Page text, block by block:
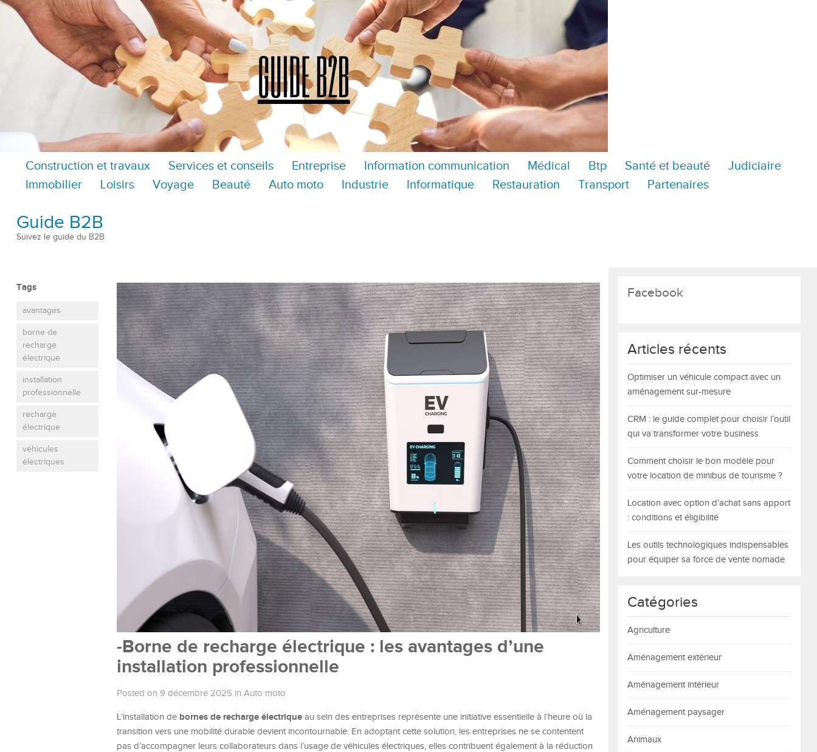
Construction et travaux Services et conseils Entreprise Information communication Médical Btp Santé et beauté
Judiciaire
Immobilier
Loisirs Voyage Beauté Auto moto Industrie Informatique Restauration Transport Partenaires
Guide B2B
Suivez le guide du B2B
Tags
avantages
borne de
recharge
électrique
installation
professionnelle
recharge
électrique
véhicules
électriques
-Borne de recharge électrique : les avantages d’une
installation professionnelle
Posted on 9 décembre 2025 in Auto moto
L’installation de bornes de recharge électrique au sein des entreprises représente une initiative essentielle à l’heure où la
transition vers une mobilité durable devient incontournable. En adoptant cette solution, les entreprises ne se contentent
pas d’accompagner leurs collaborateurs dans l’usage de véhicules électriques, elles contribuent également à la réduction
Facebook
Articles récents
Optimiser un véhicule compact avec un
aménagement sur-mesure
CRM : le guide complet pour choisir l’outil
qui va transformer votre business
Comment choisir le bon modèle pour
votre location de minibus de tourisme ?
Location avec option d’achat sans apport
: conditions et éligibilité
Les outils technologiques indispensables
pour équiper sa force de vente nomade
Catégories
Agriculture
Aménagement extérieur
Aménagement intérieur
Aménagement paysager
Animaux